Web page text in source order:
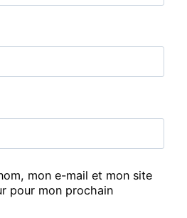
mon e-mail et mon site
pour mon prochain